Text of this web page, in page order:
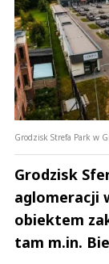
Grodzisk Strefa Park w
Grodzisk
aglomeracji
obiektem
tam m.in.